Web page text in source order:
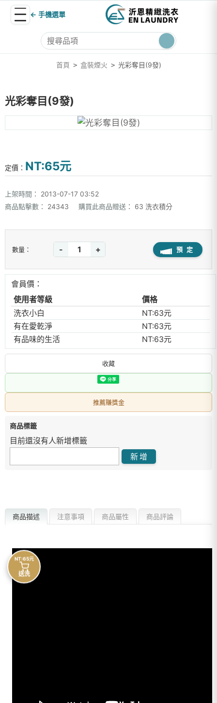
← 手機選單
首頁 > 盒裝煙火 > 光彩奪目(9發)
光彩奪目(9發)
定價： NT:65元
上架時間：
2013-07-17 03:52
商品點擊數：
24343 購買此商品贈送： 63 洗衣積分
數量： - + 預 定
會員價：
使用者等級
價格
洗衣小白
NT:63元
有在愛乾淨
NT:63元
有品味的生活
NT:63元
收藏
推薦賺獎金
商品標籤
目前還沒有人新增標籤
商品描述 注意事項 商品屬性 商品評論
NT:65元
送洗